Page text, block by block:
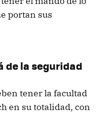
portan sus
de la seguridad
tener la facultad
en su totalidad, con